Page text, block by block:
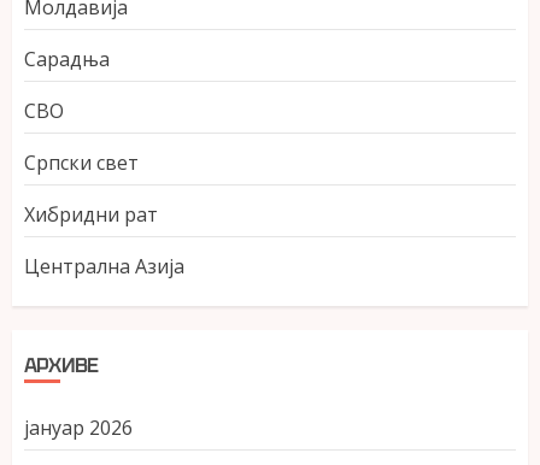
Молдавија
Сарадња
СВО
Српски свет
Хибридни рат
Централна Азија
АРХИВЕ
јануар 2026